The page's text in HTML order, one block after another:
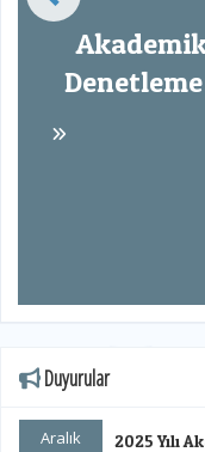
Duyurular
Aralık 2025 Yılı